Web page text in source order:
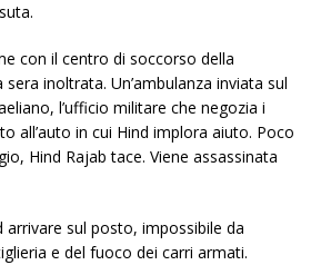
con il centro di soccorso della
inoltrata. Un’ambulanza inviata sul
l’ufficio militare che negozia i
all’auto in cui Hind implora aiuto. Poco
Hind Rajab tace. Viene assassinata
sul posto, impossibile da
e del fuoco dei carri armati.